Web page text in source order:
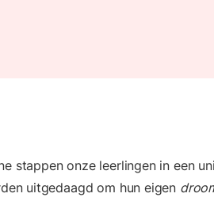
stappen onze leerlingen in een
uitgedaagd om hun eigen